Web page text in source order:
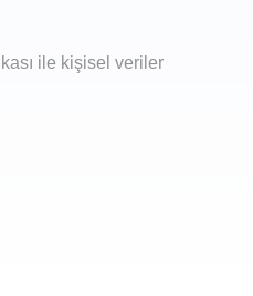
ile kişisel veriler